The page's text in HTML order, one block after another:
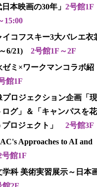
日本映画の30年」2号館1F
15:00
イコフスキー3大バレエ衣
～6/21)2号館1F～2F
ゼミ×ワークマンコラボ紹
館1F
プロジェクション企画「
ログ」＆「キャンパスを
プロジェクト」2号館3F
Approaches to AI and
号館1F
学科 美術実習展示～日本